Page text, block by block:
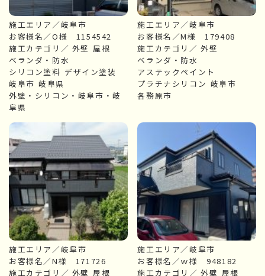
施工エリア／岐阜市
お客様名／O様 1154542
施工カテゴリ／ 外壁 屋根
ベランダ・防水
シリコン塗料 デザイン塗装
岐阜市 岐阜県
外壁・シリコン・岐阜市・岐
阜県
施工エリア／岐阜市
お客様名／M様 179408
施工カテゴリ／外壁
ベランダ・防水
アステックペイント
プラチナシリコン 岐阜市
各務原市
施工エリア／岐阜市
お客様名／N様 171726
施工カテゴリ／ 外壁 屋根
施工エリア／岐阜市
お客様名／ｗ様 948182
施工カテゴリ／外壁 屋根